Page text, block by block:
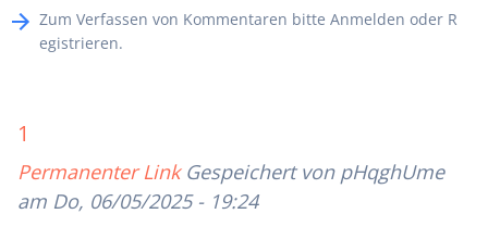
Zum Verfassen von Kommentaren bitte Anmelden oder R
egistrieren.
1
Permanenter Link Gespeichert von pHqghUme
am Do, 06/05/2025 - 19:24